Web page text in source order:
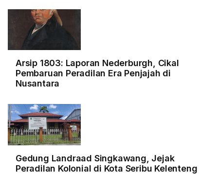
Arsip 1803: Laporan Nederburgh, Cikal
Pembaruan Peradilan Era Penjajah di
Nusantara
Gedung Landraad Singkawang, Jejak
Peradilan Kolonial di Kota Seribu Kelenteng